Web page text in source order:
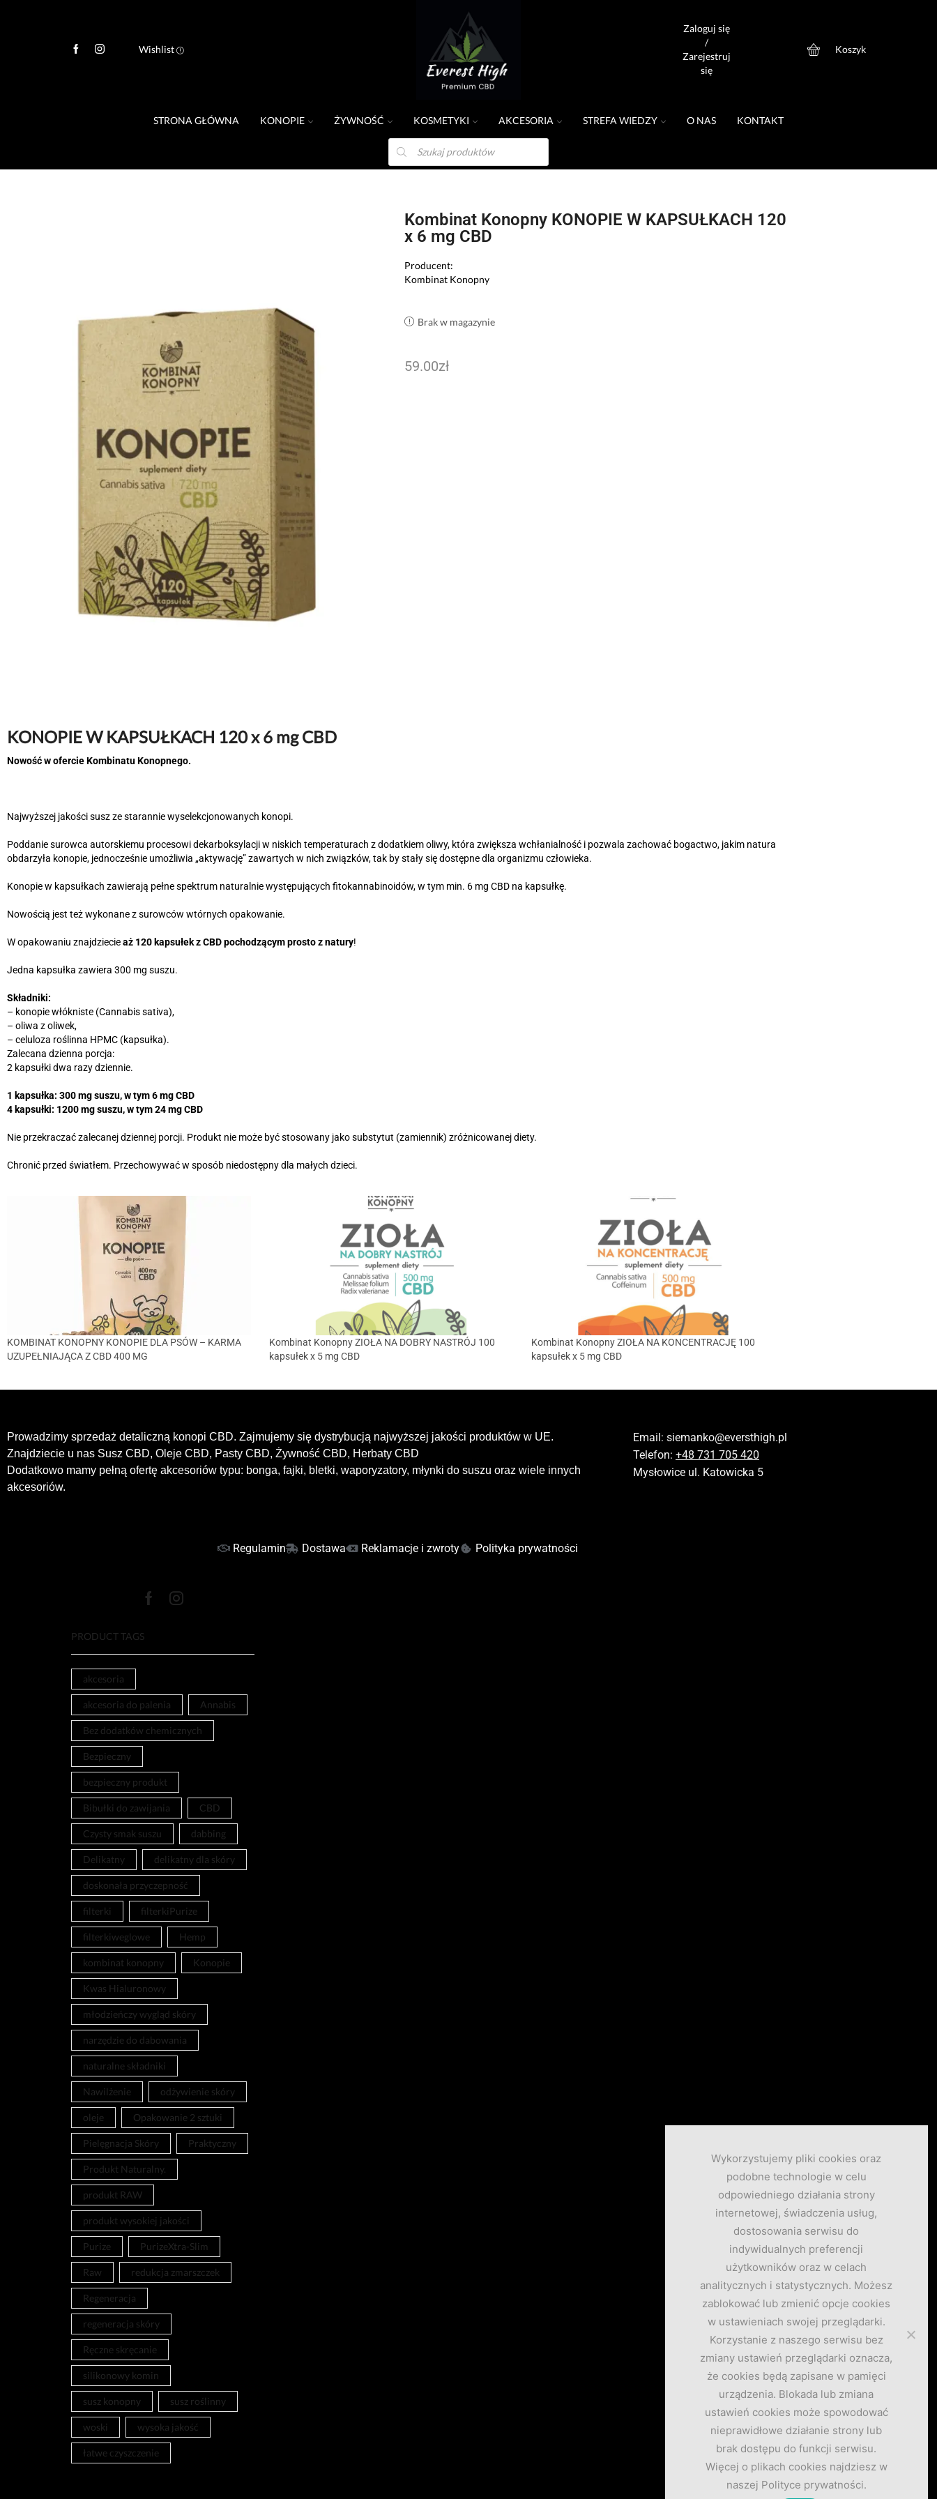
Wishlist
Zaloguj się
/
Zarejestruj
się
Koszyk
STRONA GŁÓWNA KONOPIE ŻYWNOŚĆ KOSMETYKI AKCESORIA STREFA WIEDZY O NAS KONTAKT
Kombinat Konopny KONOPIE W KAPSUŁKACH 120
x 6 mg CBD
Producent:
Kombinat Konopny
Brak w magazynie
59.00zł
KONOPIE W KAPSUŁKACH 120 x 6 mg CBD
Nowość w ofercie Kombinatu Konopnego.
Najwyższej jakości susz ze starannie wyselekcjonowanych konopi.
Poddanie surowca autorskiemu procesowi dekarboksylacji w niskich temperaturach z dodatkiem oliwy, która zwiększa wchłanialność i pozwala zachować bogactwo, jakim natura
obdarzyła konopie, jednocześnie umożliwia „aktywację” zawartych w nich związków, tak by stały się dostępne dla organizmu człowieka.
Konopie w kapsułkach zawierają pełne spektrum naturalnie występujących fitokannabinoidów, w tym min. 6 mg CBD na kapsułkę.
Nowością jest też wykonane z surowców wtórnych opakowanie.
W opakowaniu znajdziecieaż 120 kapsułek z CBD pochodzącym prosto z natury!
Jedna kapsułka zawiera 300 mg suszu.
Składniki:
– konopie włókniste (Cannabis sativa),
– oliwa z oliwek,
– celuloza roślinna HPMC (kapsułka).
Zalecana dzienna porcja:
2 kapsułki dwa razy dziennie.
1 kapsułka: 300 mg suszu, w tym 6 mg CBD
4 kapsułki: 1200 mg suszu, w tym 24 mg CBD
Nie przekraczać zalecanej dziennej porcji. Produkt nie może być stosowany jako substytut (zamiennik) zróżnicowanej diety.
Chronić przed światłem. Przechowywać w sposób niedostępny dla małych dzieci.
KOMBINAT KONOPNY KONOPIE DLA PSÓW – KARMA
UZUPEŁNIAJĄCA Z CBD 400 MG
Kombinat Konopny ZIOŁA NA DOBRY NASTRÓJ 100
kapsułek x 5 mg CBD
Kombinat Konopny ZIOŁA NA KONCENTRACJĘ 100
kapsułek x 5 mg CBD
Prowadzimy sprzedaż detaliczną konopi CBD. Zajmujemy się dystrybucją najwyższej jakości produktów w UE.
Znajdziecie u nas Susz CBD, Oleje CBD, Pasty CBD, Żywność CBD, Herbaty CBD
Dodatkowo mamy pełną ofertę akcesoriów typu: bonga, fajki, bletki, waporyzatory, młynki do suszu oraz wiele innych
akcesoriów.
Email: siemanko@eversthigh.pl
Telefon: +48 731 705 420
Mysłowice ul. Katowicka 5
Regulamin Dostawa Reklamacje i zwroty Polityka prywatności
PRODUCT TAGS
akcesoria
akcesoria do palenia Annabis
Bez dodatków chemicznych
Bezpieczny
bezpieczny produkt
Bibułki do zawijania CBD
Czysty smak suszu dabbing
Delikatny delikatny dla skóry
doskonała przyczepność
filterki filterkiPurize
filterkiweglowe Hemp
kombinat konopny Konopie
Kwas Hialuronowy
młodzieńczy wygląd skóry
narzędzie do dabowania
naturalne składniki
Nawilżenie odżywienie skóry
oleje Opakowanie 2 sztuki
Pielęgnacja Skóry Praktyczny
Produkt Naturalny.
produkt RAW
produkt wysokiej jakości
Purize PurizeXtra-Slim
Raw redukcja zmarszczek
Regeneracja
regeneracja skóry
Ręczne skręcanie
silikonowy komin
susz konopny susz roślinny
woski wysoka jakość
łatwe czyszczenie
Wykorzystujemy pliki cookies oraz
podobne technologie w celu
odpowiedniego działania strony
internetowej, świadczenia usług,
dostosowania serwisu do
indywidualnych preferencji
użytkowników oraz w celach
analitycznych i statystycznych. Możesz
zablokować lub zmienić opcje cookies
w ustawieniach swojej przeglądarki.
Korzystanie z naszego serwisu bez
zmiany ustawień przeglądarki oznacza,
że cookies będą zapisane w pamięci
urządzenia. Blokada lub zmiana
ustawień cookies może spowodować
nieprawidłowe działanie strony lub
brak dostępu do funkcji serwisu.
Więcej o plikach cookies najdziesz w
naszej Polityce prywatności.